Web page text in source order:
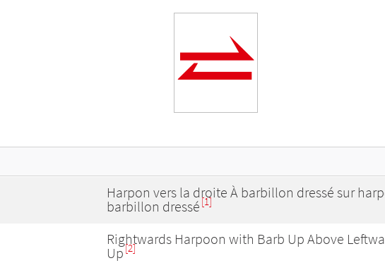
⥨
Harpon vers la droite À barbillon dressé sur
barbillon dressé[1]
Rightwards Harpoon with Barb Up Above
Up[2]